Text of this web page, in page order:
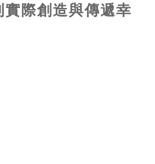
際創造與傳遞幸